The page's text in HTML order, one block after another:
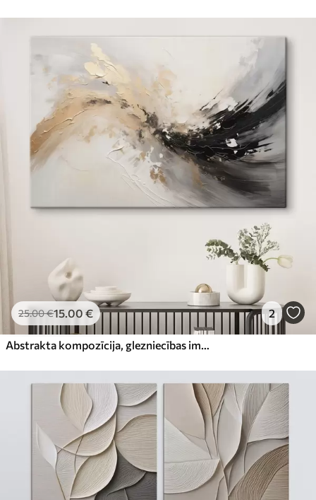
25.00€15.00 € 2
Abstrakta kompozīcija, glezniecības imitācija